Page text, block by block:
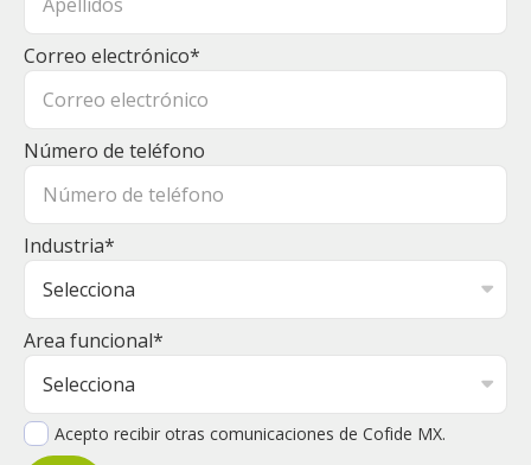
Correo electrónico*
Número de teléfono
Industria*
Area funcional*
Acepto recibir otras comunicaciones de Cofide MX.